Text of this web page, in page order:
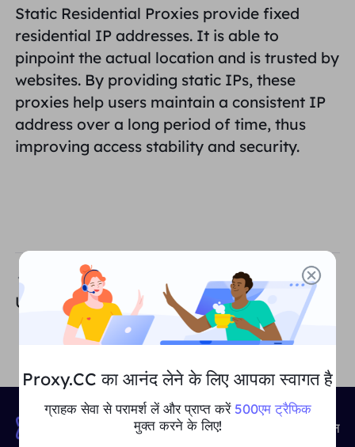
लंबे समय से अभिनय आईएसपी प्रॉक्सी
स्थिर डेटा केंद्र एजेंट $0.2
लंबे समय से अभिनय आईएसपी प्रॉक्सी $1.4 /GB
ब्रांड संरक्षण
एसईओ निगरानी
विज्ञापन सत्यापन
भागीदार
संबद्ध कार्यक्रम
भागीदारों
मुफ़्त उपकरण
मुफ़्त प्रॉक्सी सूची
स्थानों
संयुक्त राज्य अमेरिका
यूनाइटेड किंगडम
ब्राज़िल
सीखना
मदद
अक्सर पूछे जाने वाले प्रश्न
अधिक एकीकरण
हिंदी
中文
Deutsch
Indonesia
Русский
आनंद लेना और अभी कार्य करें!
लॉग इन करें साइन अप करें
Static Residential Proxies provide fixed
residential IP addresses. It is able to
pinpoint the actual location and is trusted by
websites. By providing static IPs, these
proxies help users maintain a consistent IP
address over a long period of time, thus
improving access stability and security.
User Auth & Pass Authentication
90,000,000+ IP संसाधन
Proxy.CC का आनंद लेने के लिए आपका स्वागत है
ग्राहक सेवा से परामर्श लें और प्राप्त करें 500एम ट्रैफिक
मुक्त करने के लिए!